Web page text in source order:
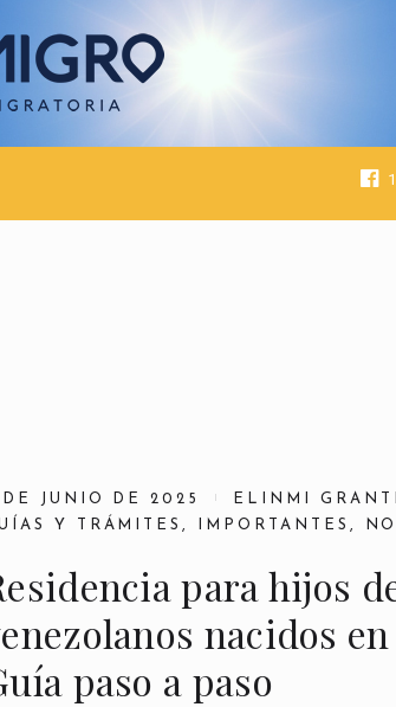
JUNIO DE 2025
ELINMI
Y TRÁMITES, IMPORTANTES ,
para hijos
nacidos
paso a paso